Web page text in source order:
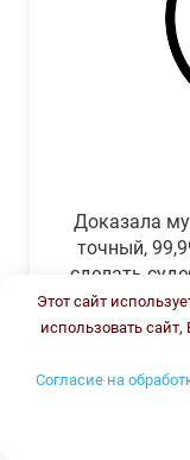
Доказала
точный,
сделать
можно было
был
Этот сайт
использовать сайт,
Согласие на